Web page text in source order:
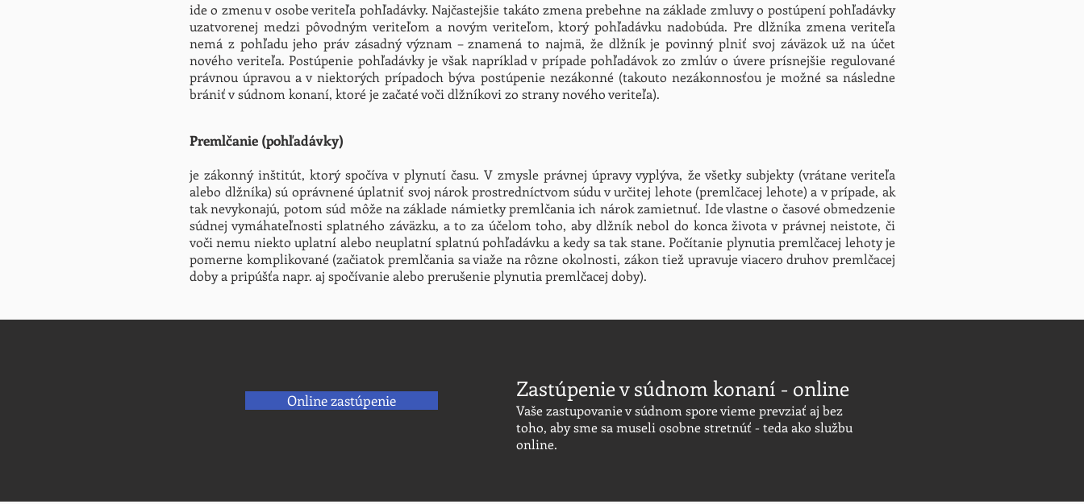
ide o zmenu v osobe veriteľa pohľadávky. Najčastejšie takáto zmena prebehne na základe zmluvy o postúpení pohľadávky
uzatvorenej medzi pôvodným veriteľom a novým veriteľom, ktorý pohľadávku nadobúda. Pre dlžníka zmena veriteľa
nemá z pohľadu jeho práv zásadný význam – znamená to najmä, že dlžník je povinný plniť svoj záväzok už na účet
nového veriteľa. Postúpenie pohľadávky je však napríklad v prípade pohľadávok zo zmlúv o úvere prísnejšie regulované
právnou úpravou a v niektorých prípadoch býva postúpenie nezákonné (takouto nezákonnosťou je možné sa následne
brániť v súdnom konaní, ktoré je začaté voči dlžníkovi zo strany nového veriteľa).
Premlčanie (pohľadávky)
je zákonný inštitút, ktorý spočíva v plynutí času. V zmysle právnej úpravy vyplýva, že všetky subjekty (vrátane veriteľa
alebo dlžníka) sú oprávnené úplatniť svoj nárok prostredníctvom súdu v určitej lehote (premlčacej lehote) a v prípade, ak
tak nevykonajú, potom súd môže na základe námietky premlčania ich nárok zamietnuť. Ide vlastne o časové obmedzenie
súdnej vymáhateľnosti splatného záväzku, a to za účelom toho, aby dlžník nebol do konca života v právnej neistote, či
voči nemu niekto uplatní alebo neuplatní splatnú pohľadávku a kedy sa tak stane. Počítanie plynutia premlčacej lehoty je
pomerne komplikované (začiatok premlčania sa viaže na rôzne okolnosti, zákon tiež upravuje viacero druhov premlčacej
doby a pripúšťa napr. aj spočívanie alebo prerušenie plynutia premlčacej doby).
Online zastúpenie Zastúpenie v súdnom konaní - online
Vaše zastupovanie v súdnom spore vieme prevziať aj bez
toho, aby sme sa museli osobne stretnúť - teda ako službu
online.